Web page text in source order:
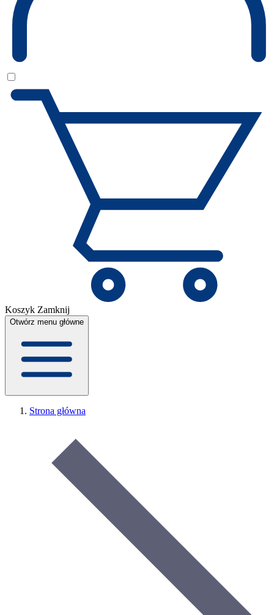
Koszyk Zamknij
Otwórz menu główne
Strona główna